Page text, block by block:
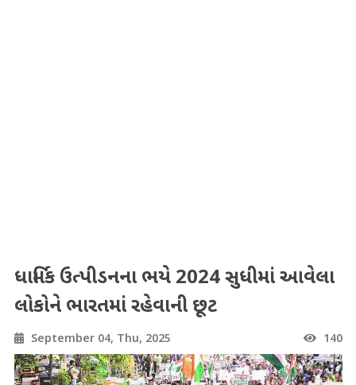
ધાર્મિક ઉત્પીડનના ભયે 2024 સુધીમાં આવેલા
લોકોને ભારતમાં રહેવાની છૂટ
September 04, Thu, 2025 140